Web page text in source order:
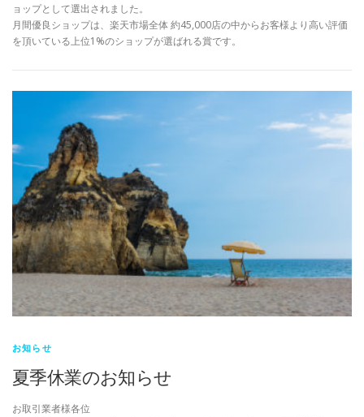
ョップとして選出されました。
月間優良ショップは、楽天市場全体 約45,000店の中からお客様より高い評価
を頂いている上位1%のショップが選ばれる賞です。
お知らせ
夏季休業のお知らせ
お取引業者様各位